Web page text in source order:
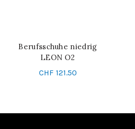
SCHNELL-EINKAUF
Berufsschuhe niedrig
LEON O2
CHF 121.50